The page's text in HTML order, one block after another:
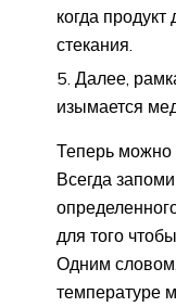
когда
стекания.
Далее,
изымается
Теперь можно
Всегда
для того
Одним
температуре